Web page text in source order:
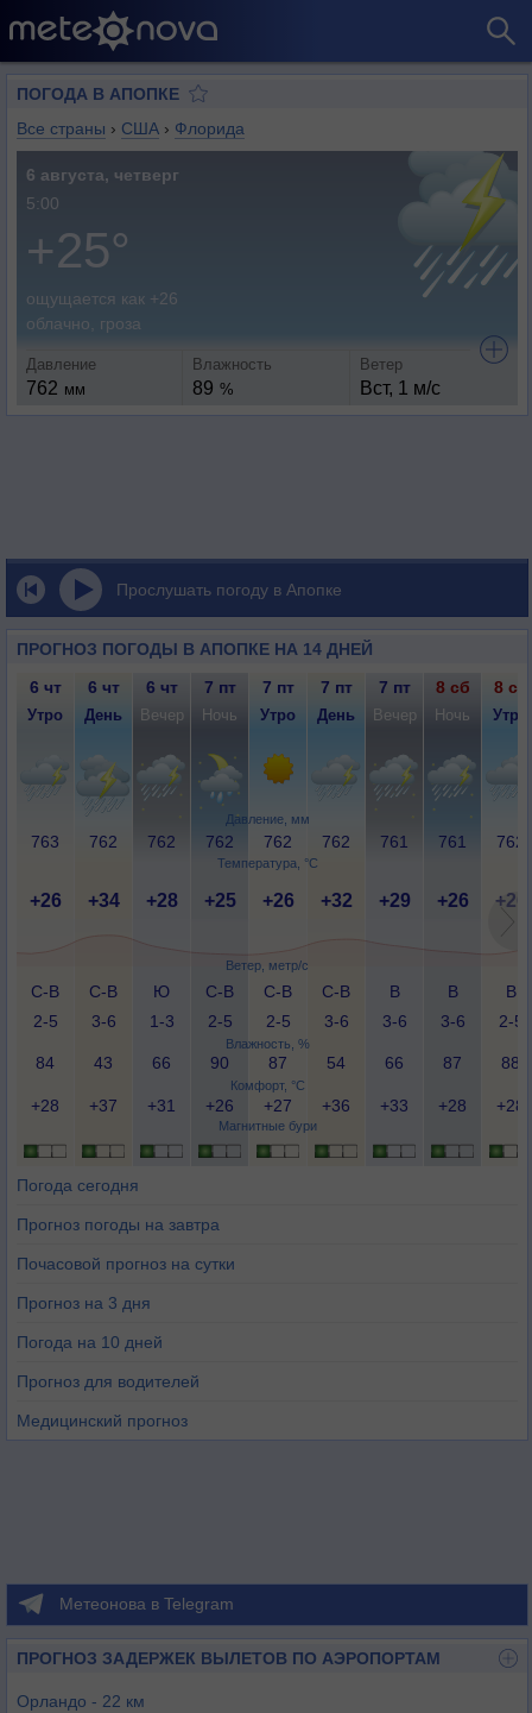
ПОГОДА В АПОПКЕ
Все страны › США › Флорида
6 августа, четверг
5:00
+25°
ощущается как +26
облачно, гроза
Давление
762 мм
Влажность
89 %
Ветер
Вст, 1 м/с
Прослушать погоду в Апопке
ПРОГНОЗ ПОГОДЫ В АПОПКЕ НА 14 ДНЕЙ
Давление, мм
Температура, °C
Ветер, метр/с
Влажность, %
Комфорт, °C
Магнитные бури
6 чт 6 чт 6 чт 7 пт 7 пт 7 пт 7 пт 8 сб 8 сб
Утро День Вечер Ночь Утро День Вечер Ночь Утро
763 762 762 762 762 762 761 761 762
+26 +34 +28 +25 +26 +32 +29 +26 +26
С-В
2-5
С-В
3-6
Ю
1-3
С-В
2-5
С-В
2-5
С-В
3-6
В
3-6
В
3-6
В
2-5
84 43 66 90 87 54 66 87 88
+28 +37 +31 +26 +27 +36 +33 +28 +28
Погода сегодня
Прогноз погоды на завтра
Почасовой прогноз на сутки
Прогноз на 3 дня
Погода на 10 дней
Прогноз для водителей
Медицинский прогноз
Метеонова в Telegram
ПРОГНОЗ ЗАДЕРЖЕК ВЫЛЕТОВ ПО АЭРОПОРТАМ
Орландо - 22 км